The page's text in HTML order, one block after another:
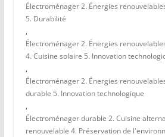
Électroménager 2. Énergies
5. Durabilité
,
Électroménager 2. Énergies
4. Cuisine solaire 5. Innovation
,
Électroménager 2. Énergies
durable 5. Innovation technologique
,
Électroménager durable 2. Cuisine
renouvelable 4. Préservation de